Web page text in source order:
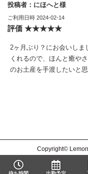
投稿者：にほへと様
ご利用日時 2024-02-14
評価 ★★★★★
2ヶ月ぶり？にお会いし
くれるので、ほんと癒や
のお土産を手渡したいと
Copyright©